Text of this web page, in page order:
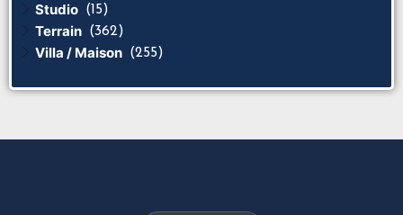
Studio (15)
Terrain (362)
Villa / Maison (255)